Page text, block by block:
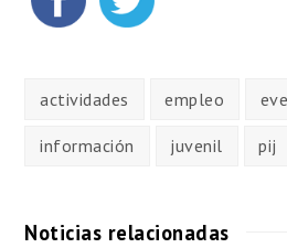
actividades empleo
información juvenil pij
Noticias relacionadas